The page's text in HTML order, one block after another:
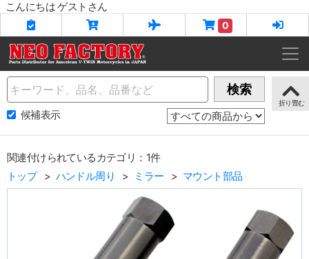
こんにちは ゲストさん
0
Name 検索
候補表示
関連付けられているカテゴリ：1件
トップ
ハンドル周り ミラー マウント部品